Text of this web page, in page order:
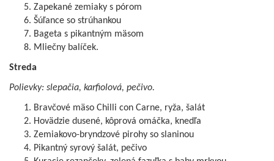
Zapekané zemiaky s pórom
Šúľance so strúhankou
Bageta s pikantným mäsom
Mliečny balíček.
Streda
Polievky: slepačia, karfiolová, pečivo.
Bravčové mäso Chilli con Carne, ryža, šalát
Hovädzie dusené, kôprová omáčka, knedľa
Zemiakovo-bryndzové pirohy so slaninou
Pikantný syrový šalát, pečivo